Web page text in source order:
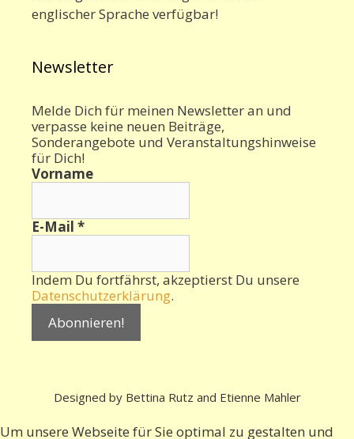
englischer Sprache verfügbar!
Newsletter
Melde Dich für meinen Newsletter an und
verpasse keine neuen Beiträge,
Sonderangebote und Veranstaltungshinweise
für Dich!
Vorname
E-Mail *
Indem Du fortfährst, akzeptierst Du unsere
Datenschutzerklärung.
Designed by Bettina Rutz and Etienne Mahler
Um unsere Webseite für Sie optimal zu gestalten und